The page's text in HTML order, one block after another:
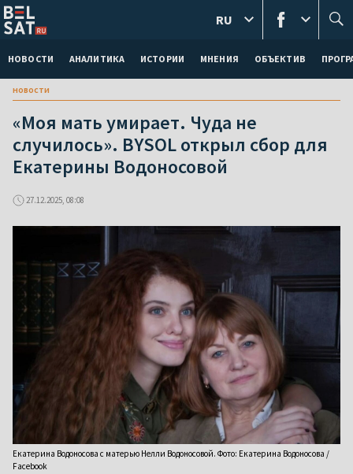
НОВОСТИ АНАЛИТИКА ИСТОРИИ МНЕНИЯ ОБЪЕКТИВ
RU
новости
«Моя мать умирает. Чуда не
случилось». BYSOL открыл сбор для
Екатерины Водоносовой
27.12.2025, 08:08
Екатерина Водоносова с матерью Нелли Водоносовой. Фото: Екатерина Водоносова /
Facebook